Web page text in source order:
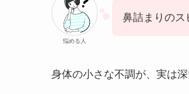
悩める人
鼻詰まりのス
身体の小さな不調が、実は